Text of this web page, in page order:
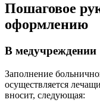
Пошаговое
оформлению
В медучреждении
Заполнение
осуществляется
вносит, следующая: